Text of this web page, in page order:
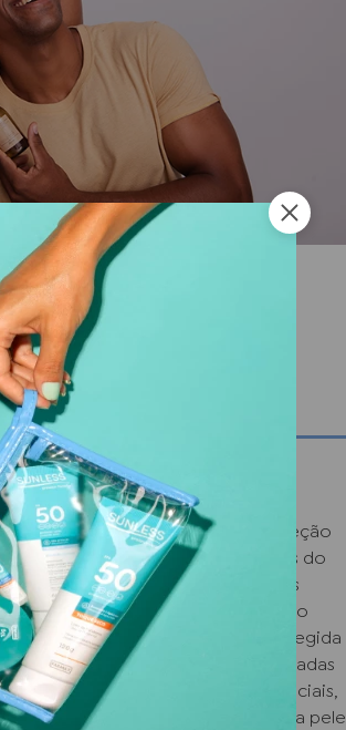
sol,
-2005
o objetivo de democratizar a proteção
maior incidência de raios solares do
e cuidar das pessoas. Com preços
produtos de qualidade para o
e kids, deixando a família toda protegida
UVA e UVB. Suas fórmulas são criadas
para oferecer produtos faciais,
permitem que os cuidados com a pele